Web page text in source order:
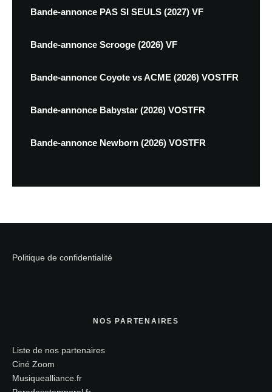
Bande-annonce PAS SI SEULS (2027) VF
Bande-annonce Scrooge (2026) VF
Bande-annonce Coyote vs ACME (2026) VOSTFR
Bande-annonce Babystar (2026) VOSTFR
Bande-annonce Newborn (2026) VOSTFR
Politique de confidentialité
NOS PARTENAIRES
Liste de nos partenaires
Ciné Zoom
Musiquealliance.fr